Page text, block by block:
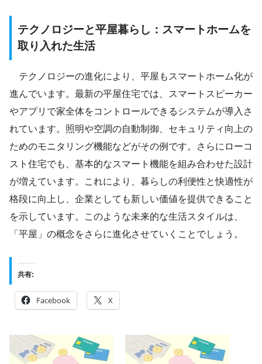
テクノロジーと平屋暮らし：スマートホームを
取り入れた生活
テクノロジーの進化により、平屋もスマートホーム化が
進んでいます。最新の平屋住宅では、スマートスピーカー
やアプリで家全体をコントロールできるシステムが導入さ
れています。照明や空調の自動制御、セキュリティ向上の
ためのモニタリング機能などがその例です。さらにローコ
スト住宅でも、基本的なスマート機能を組み合わせた設計
が増えています。これにより、暮らしの利便性と快適性が
格段に向上し、企業としても新しい価値を提供できること
を示しています。このような未来的な生活スタイルは、
「平屋」の概念をさらに進化させていくことでしょう。
共有:
Facebook X